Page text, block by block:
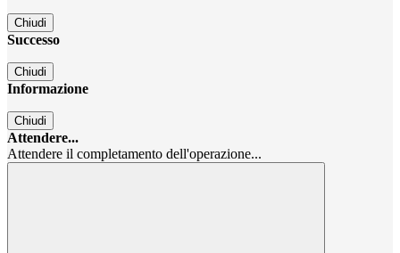
Chiudi
Successo
Chiudi
Informazione
Chiudi
Attendere...
Attendere il completamento dell'operazione...